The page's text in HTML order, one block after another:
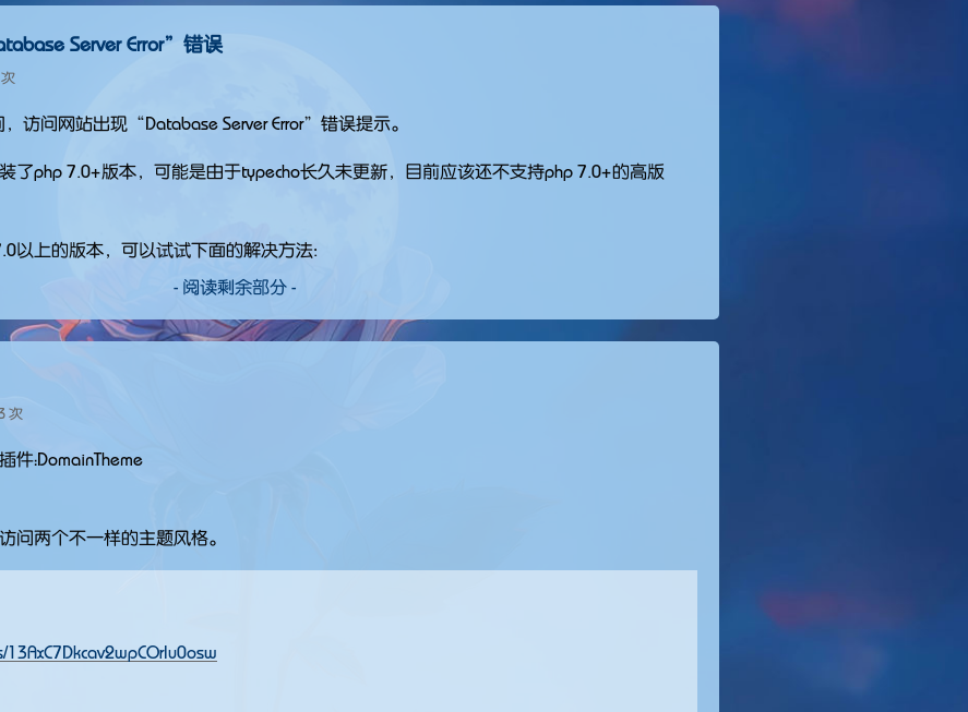
Server Error”错误
访问网站出现“Database Server Error”错误提示。
了php 7.0+版本，可能是由于typecho长久未更新，目前应该还不支持php 7.0+的高版
以上的版本，可以试试下面的解决方法:
- 阅读剩余部分 -
次
：DomainTheme
问两个不一样的主题风格。